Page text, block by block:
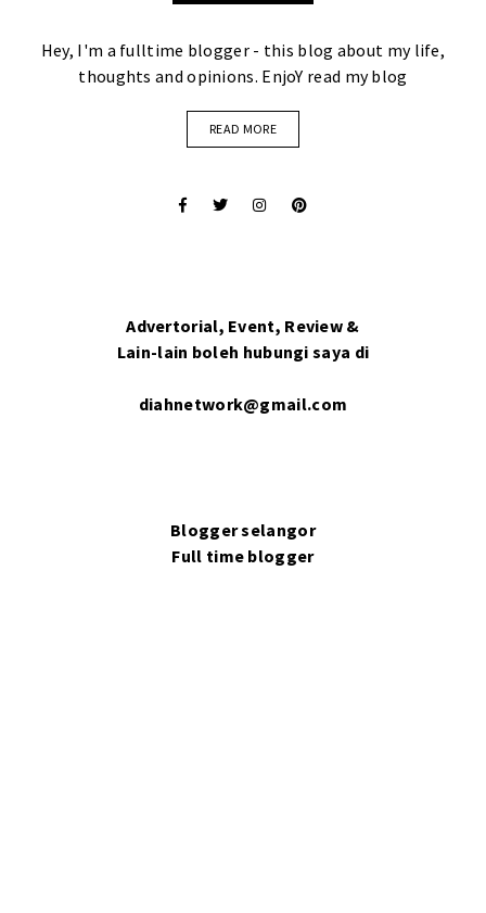
Hey, I'm a fulltime blogger - this blog about my life,
thoughts and opinions. EnjoY read my blog
READ MORE
Advertorial, Event, Review &
Lain-lain boleh hubungi saya di
diahnetwork@gmail.com
Blogger selangor
Full time blogger